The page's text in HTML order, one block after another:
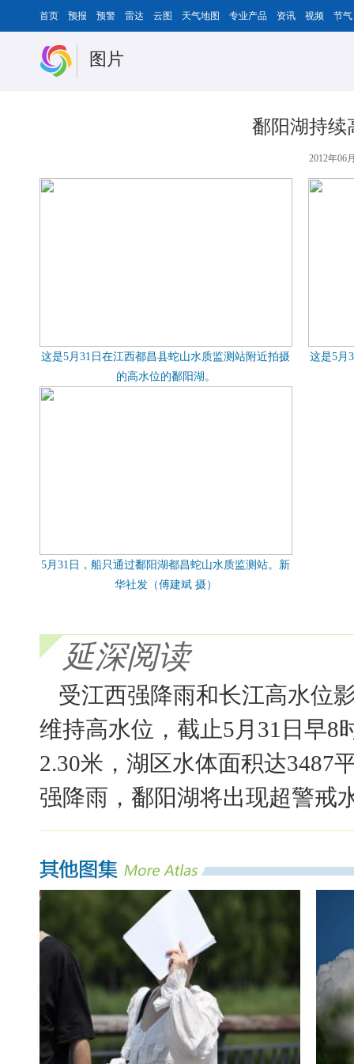
首页 预报 预警 雷达 云图 天气地图 专业产品 资讯 视频 节气
图片
鄱阳湖持续
2012年06
这是5月31日在江西都昌县蛇山水质监测站附近拍摄
的高水位的鄱阳湖。
这是5月
5月31日，船只通过鄱阳湖都昌蛇山水质监测站。新
华社发（傅建斌 摄）
延深阅读
受江西强降雨和长江高水位
维持高水位，截止5月31日早8
2.30米，湖区水体面积达3487
强降雨，鄱阳湖将出现超警戒